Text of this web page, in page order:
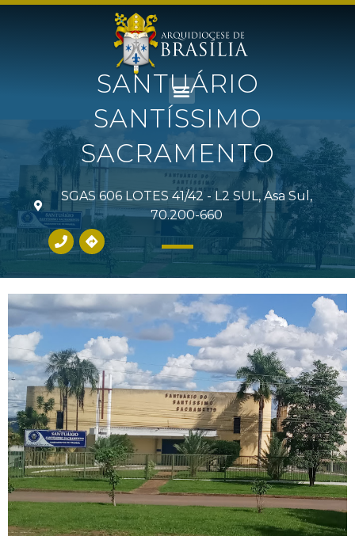
SANTUÁRIO
SANTÍSSIMO
SACRAMENTO
SGAS 606 LOTES 41/42 - L2 SUL, Asa Sul,
70.200-660